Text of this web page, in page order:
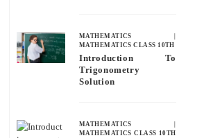
MATHEMATICS
MATHEMATICS CLASS 10TH
Introduction To
Trigonometry
Solution
MATHEMATICS
MATHEMATICS CLASS 10TH